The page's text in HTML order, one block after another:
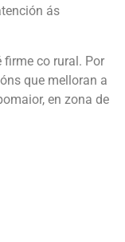
ás
firme co rural. Por
que melloran a
en zona de